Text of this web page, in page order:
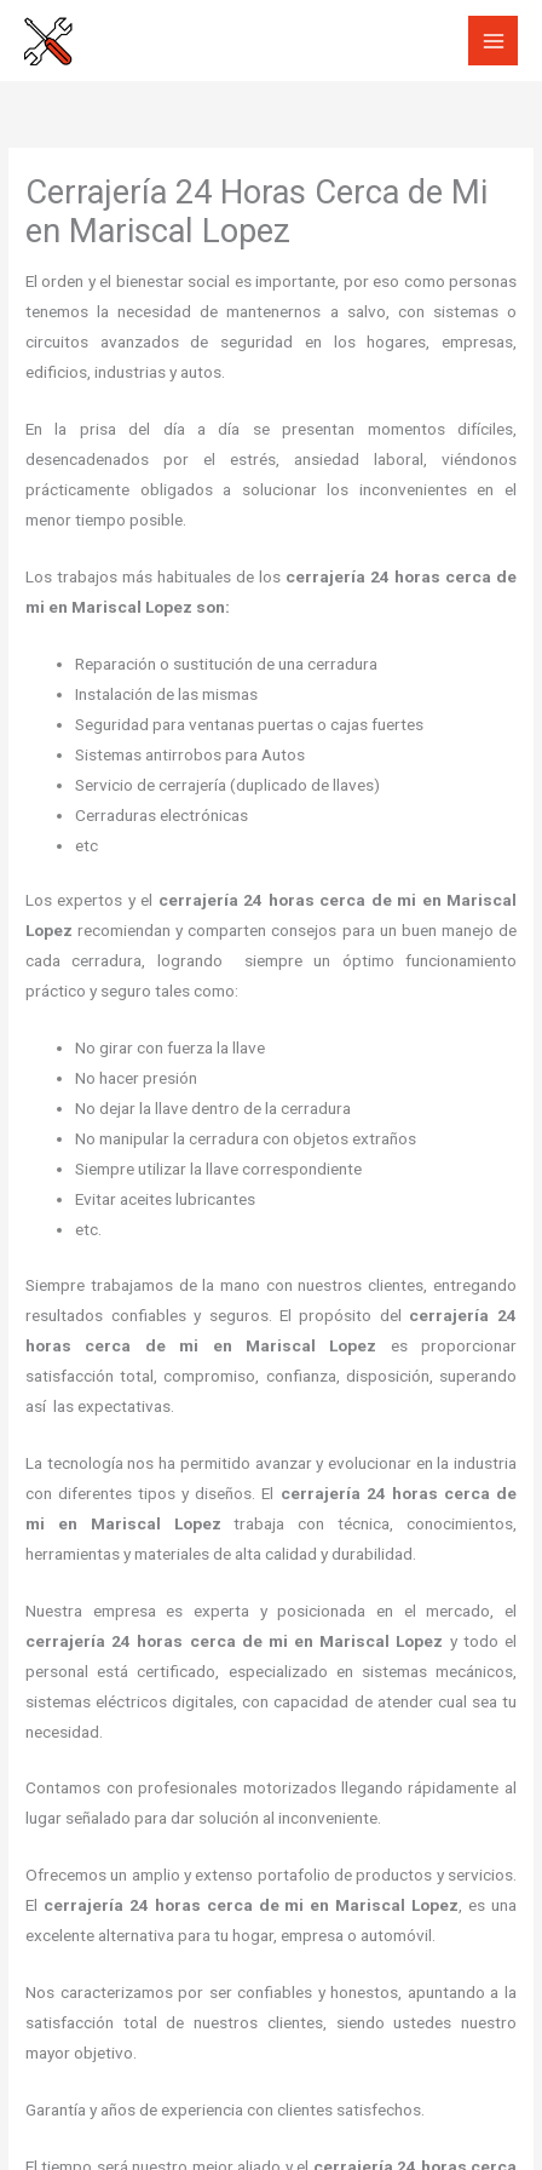
Cerrajería 24 Horas Cerca de Mi
en Mariscal Lopez
El orden y el bienestar social es importante, por eso como personas
tenemos la necesidad de mantenernos a salvo, con sistemas o
circuitos avanzados de seguridad en los hogares, empresas,
edificios, industrias y autos.
En la prisa del día a día se presentan momentos difíciles,
desencadenados por el estrés, ansiedad laboral, viéndonos
prácticamente obligados a solucionar los inconvenientes en el
menor tiempo posible.
Los trabajos más habituales de los cerrajería 24 horas cerca de
mi en Mariscal Lopez son:
Reparación o sustitución de una cerradura
Instalación de las mismas
Seguridad para ventanas puertas o cajas fuertes
Sistemas antirrobos para Autos
Servicio de cerrajería (duplicado de llaves)
Cerraduras electrónicas
etc
Los expertos y el cerrajería 24 horas cerca de mi en Mariscal
Lopez recomiendan y comparten consejos para un buen manejo de
cada cerradura, logrando siempre un óptimo funcionamiento
práctico y seguro tales como:
No girar con fuerza la llave
No hacer presión
No dejar la llave dentro de la cerradura
No manipular la cerradura con objetos extraños
Siempre utilizar la llave correspondiente
Evitar aceites lubricantes
etc.
Siempre trabajamos de la mano con nuestros clientes, entregando
resultados confiables y seguros. El propósito del cerrajería 24
horas cerca de mi en Mariscal Lopez es proporcionar
satisfacción total, compromiso, confianza, disposición, superando
así las expectativas.
La tecnología nos ha permitido avanzar y evolucionar en la industria
con diferentes tipos y diseños. El cerrajería 24 horas cerca de
mi en Mariscal Lopez trabaja con técnica, conocimientos,
herramientas y materiales de alta calidad y durabilidad.
Nuestra empresa es experta y posicionada en el mercado, el
cerrajería 24 horas cerca de mi en Mariscal Lopez y todo el
personal está certificado, especializado en sistemas mecánicos,
sistemas eléctricos digitales, con capacidad de atender cual sea tu
necesidad.
Contamos con profesionales motorizados llegando rápidamente al
lugar señalado para dar solución al inconveniente.
Ofrecemos un amplio y extenso portafolio de productos y servicios.
El cerrajería 24 horas cerca de mi en Mariscal Lopez, es una
excelente alternativa para tu hogar, empresa o automóvil.
Nos caracterizamos por ser confiables y honestos, apuntando a la
satisfacción total de nuestros clientes, siendo ustedes nuestro
mayor objetivo.
Garantía y años de experiencia con clientes satisfechos.